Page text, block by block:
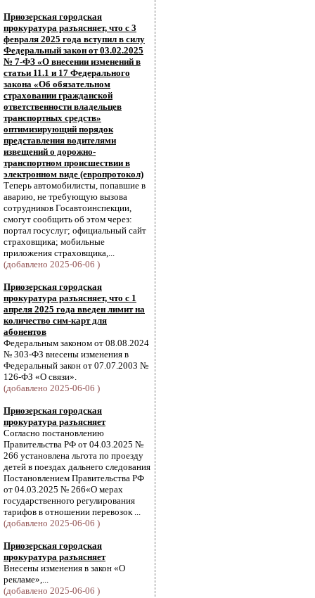
Приозерская городская
прокуратура разъясняет, что с 3
февраля 2025 года вступил в силу
Федеральный закон от 03.02.2025
№ 7-ФЗ «О внесении изменений в
статьи 11.1 и 17 Федерального
закона «Об обязательном
страховании гражданской
ответственности владельцев
транспортных средств»
оптимизирующий порядок
представления водителями
извещений о дорожно-
транспортном происшествии в
электронном виде (европротокол)
Теперь автомобилисты, попавшие в
аварию, не требующую вызова
сотрудников Госавтоинспекции,
смогут сообщить об этом через:
портал госуслуг; официальный сайт
страховщика; мобильные
приложения страховщика,...
(добавлено 2025-06-06 )
Приозерская городская
прокуратура разъясняет, что с 1
апреля 2025 года введен лимит на
количество сим-карт для
абонентов
Федеральным законом от 08.08.2024
№ 303-ФЗ внесены изменения в
Федеральный закон от 07.07.2003 №
126-ФЗ «О связи».
(добавлено 2025-06-06 )
Приозерская городская
прокуратура разъясняет
Согласно постановлению
Правительства РФ от 04.03.2025 №
266 установлена льгота по проезду
детей в поездах дальнего следования
Постановлением Правительства РФ
от 04.03.2025 № 266«О мерах
государственного регулирования
тарифов в отношении перевозок ...
(добавлено 2025-06-06 )
Приозерская городская
прокуратура разъясняет
Внесены изменения в закон «О
рекламе»,...
(добавлено 2025-06-06 )